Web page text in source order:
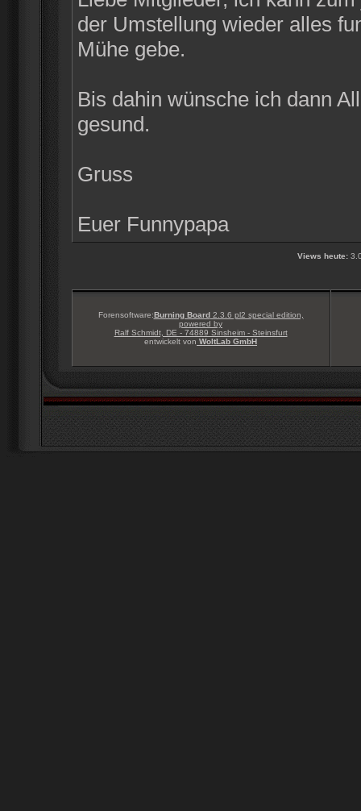
der Umstellung wieder alles
Mühe gebe.
Bis dahin wünsche ich dann
gesund.
Gruss
Euer Funnypapa
Views heute:
Forensoftware:Burning Board2.3.6 pl2 special edition,
powered by
Ralf Schmidt, DE - 74889 Sinsheim - Steinsfurt
entwickelt von WoltLab GmbH